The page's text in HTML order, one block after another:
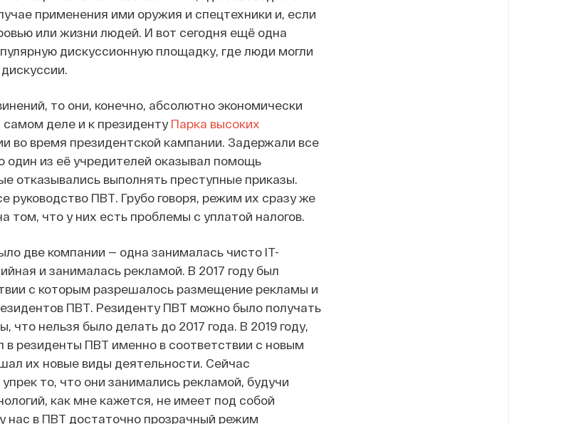
применения ими оружия и спецтехники и, если
или жизни людей. И вот сегодня ещё одна
дискуссионную площадку, где люди могли
то они, конечно, абсолютно экономически
деле и к президенту Парка высоких
во время президентской кампании. Задержали все
один из её учредителей оказывал помощь
отказывались выполнять преступные приказы.
руководство ПВТ. Грубо говоря, режим их сразу же
том, что у них есть проблемы с уплатой налогов.
две компании — одна занималась чисто IT-
и занималась рекламой. В 2017 году был
с которым разрешалось размещение рекламы и
ПВТ. Резиденту ПВТ можно было получать
нельзя было делать до 2017 года. В 2019 году,
в резиденты ПВТ именно в соответствии с новым
их новые виды деятельности. Сейчас
то, что они занимались рекламой, будучи
как мне кажется, не имеет под собой
нас в ПВТ достаточно прозрачный режим